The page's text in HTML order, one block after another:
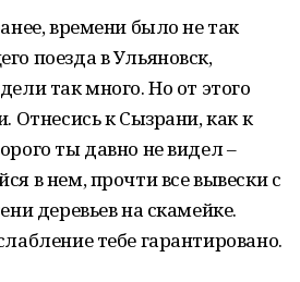
времени было не так
поезда в Ульяновск,
так много. Но от этого
Отнесись к Сызрани, как к
ты давно не видел –
в нем, прочти все вывески с
деревьев на скамейке.
тебе гарантировано.